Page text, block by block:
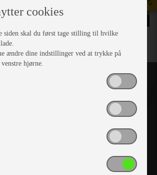
Center A/S
Randers SØ
cookies
siden skal du først tage stilling til hvilke
ændre dine indstillinger ved at trykke på
hjørne.